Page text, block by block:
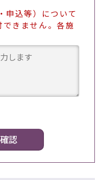
込等）について
きません。各施